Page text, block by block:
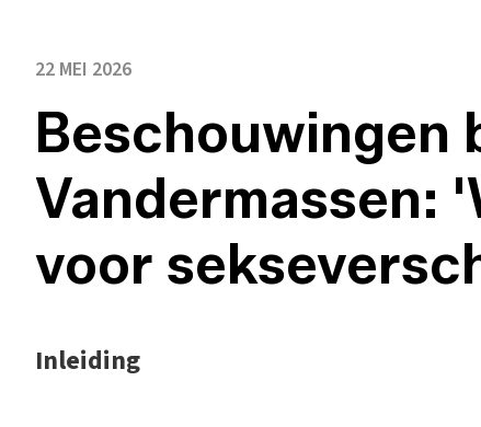
22 MEI 2026
Beschouwingen
Vandermassen:
voor
Inleiding